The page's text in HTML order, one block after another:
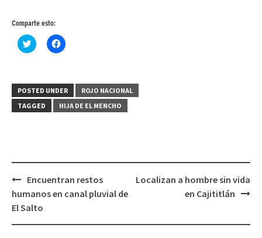
Comparte esto:
Haz
clic
(Se
abre
en
una
Haz
clic
(Se
abre
en
una
POSTED UNDER
ROJO NACIONAL
TAGGED
HIJA DE EL MENCHO
Post
navigation
Encuentran restos
humanos en canal pluvial de
El Salto
Localizan a hombre sin vida
en Cajititlán